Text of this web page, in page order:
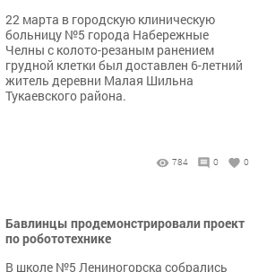
22 марта в городскую клиническую
больницу №5 города Набережные
Челны с колото-резаным ранением
грудной клетки был доставлен 6-летний
житель деревни Малая Шильна
Тукаевского района.
784 0 0
Бавлинцы продемонстрировали проект
по робототехнике
В школе №5 Лениногорска собрались